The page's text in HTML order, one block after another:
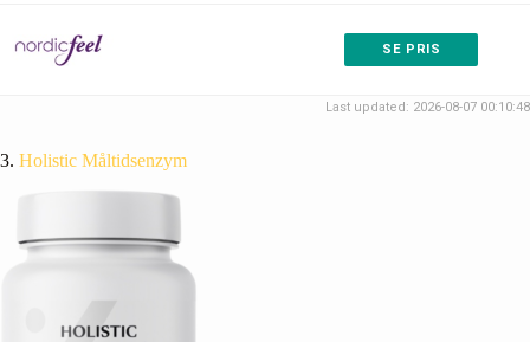
SE PRIS
Last updated: 2026-08-07 00:10:48
3. Holistic Måltidsenzym